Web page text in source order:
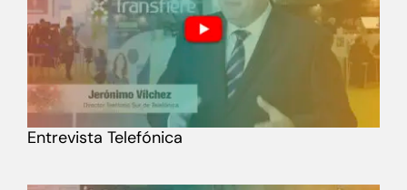
Entrevista Telefónica